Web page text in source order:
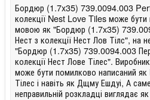
Бордюр (1.7x35) 739.0094.003
колекції Nest Love Tiles може бути
мовою як "Бордюр (1.7x35)
Нест з колекції Нест Лов Тілс", на
"Бордюр (1.7x35) 739.0094.003
колекції Нест Лове Тілес".
може бути помилково написаний
Тілес і навіть як Дщму Ешдуі, А
неправильній розкладці виглядає